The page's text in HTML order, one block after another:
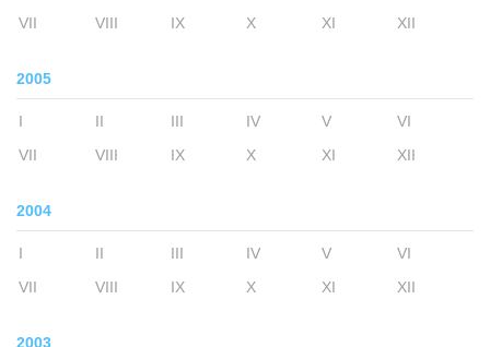
VII
VIII IX X XI XII
2005
I II III IV V
VI
VII
VIII IX X XI XII
2004
I II III IV V
VI
VII
VIII IX X XI XII
2003